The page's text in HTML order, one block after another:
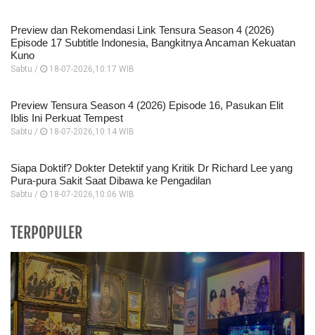
Preview dan Rekomendasi Link Tensura Season 4 (2026)
Episode 17 Subtitle Indonesia, Bangkitnya Ancaman Kekuatan
Kuno
Sabtu / 18-07-2026,10:17 WIB
Preview Tensura Season 4 (2026) Episode 16, Pasukan Elit
Iblis Ini Perkuat Tempest
Sabtu / 18-07-2026,10:14 WIB
Siapa Doktif? Dokter Detektif yang Kritik Dr Richard Lee yang
Pura-pura Sakit Saat Dibawa ke Pengadilan
Sabtu / 18-07-2026,10:06 WIB
TERPOPULER